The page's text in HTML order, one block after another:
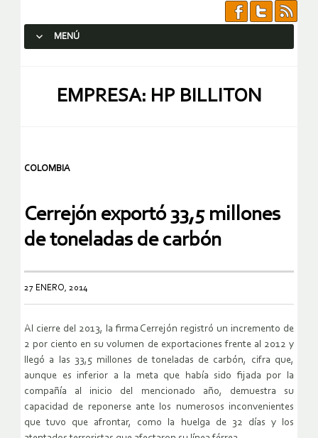
MENÚ
EMPRESA: HP BILLITON
COLOMBIA
Cerrejón exportó 33,5 millones
de toneladas de carbón
27 ENERO, 2014
Al cierre del 2013, la firma Cerrejón registró un incremento de
2 por ciento en su volumen de exportaciones frente al 2012 y
llegó a las 33,5 millones de toneladas de carbón, cifra que,
aunque es inferior a la meta que había sido fijada por la
compañía al inicio del mencionado año, demuestra su
capacidad de reponerse ante los numerosos inconvenientes
que tuvo que afrontar, como la huelga de 32 días y los